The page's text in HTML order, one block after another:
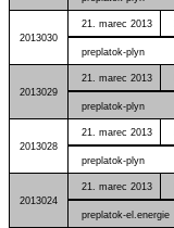
2013030
21. marec 2013
preplatok-plyn
2013029
21. marec 2013
preplatok-plyn
2013028
21. marec 2013
preplatok-plyn
2013024
21. marec 2013
preplatok-el.energie